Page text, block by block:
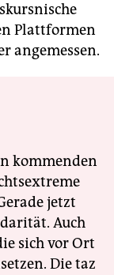
Plattformen
angemessen.
kommenden
jetzt
Auch
sich vor Ort
Die taz